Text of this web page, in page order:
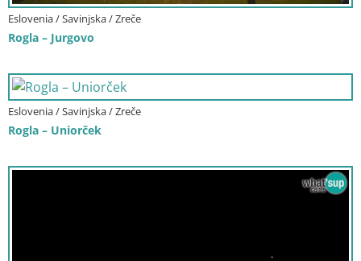
Eslovenia / Savinjska / Zreče
Rogla – Jurgovo
Eslovenia / Savinjska / Zreče
Rogla – Uniorček